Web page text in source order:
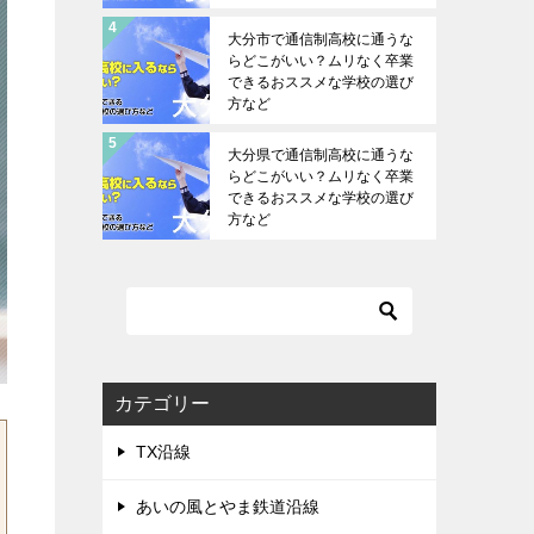
大分市で通信制高校に通うな
らどこがいい？ムリなく卒業
できるおススメな学校の選び
方など
大分県で通信制高校に通うな
らどこがいい？ムリなく卒業
できるおススメな学校の選び
方など
カテゴリー
TX沿線
あいの風とやま鉄道沿線